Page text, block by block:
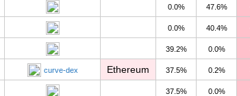
0.0% 47.6%
0.0% 40.4%
39.2% 0.0%
curve-dex Ethereum 37.5% 0.2%
37.5% 0.0%